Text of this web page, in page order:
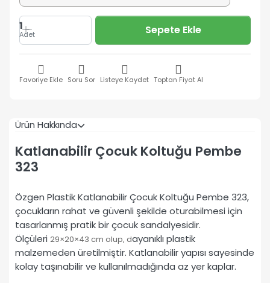
1
Adet Sepete Ekle
Favoriye Ekle Soru Sor Listeye Kaydet Toptan Fiyat Al
Ürün Hakkında
Katlanabilir Çocuk Koltuğu Pembe
323
Özgen Plastik Katlanabilir Çocuk Koltuğu Pembe 323,
çocukların rahat ve güvenli şekilde oturabilmesi için
tasarlanmış pratik bir çocuk sandalyesidir.
Ölçüleri 29×20×43 cm olup, dayanıklı plastik
malzemeden üretilmiştir. Katlanabilir yapısı sayesinde
kolay taşınabilir ve kullanılmadığında az yer kaplar.